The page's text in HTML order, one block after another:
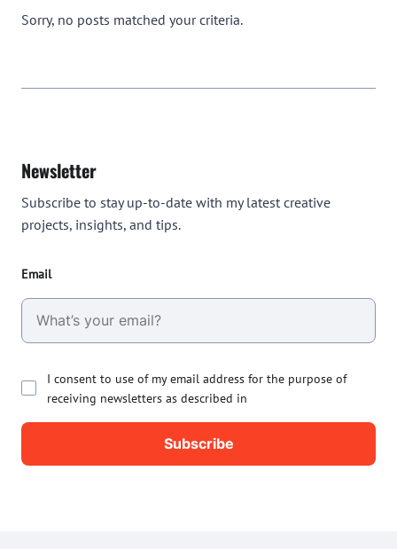
Sorry, no posts matched your criteria.
Newsletter
Subscribe to stay up-to-date with my latest creative
projects, insights, and tips.
Email
I consent to use of my email address for the purpose of
receiving newsletters as described in